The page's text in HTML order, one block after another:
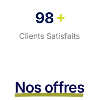
98+
Clients Satisfaits
Nos offres